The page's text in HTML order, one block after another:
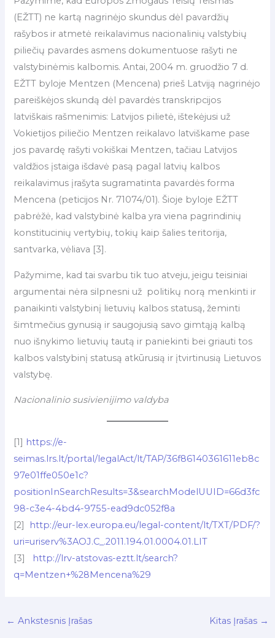
(EŽTT) ne kartą nagrinėjo skundus dėl pavardžių
rašybos ir atmetė reikalavimus nacionalinių valstybių
piliečių pavardes asmens dokumentuose rašyti ne
valstybinėmis kalbomis. Antai, 2004 m. gruodžio 7 d.
EŽTT byloje Mentzen (Mencena) prieš Latviją nagrinėjo
pareiškėjos skundą dėl pavardės transkripcijos
latviškais rašmenimis: Latvijos pilietė, ištekėjusi už
Vokietijos piliečio Mentzen reikalavo latviškame pase
jos pavardę rašyti vokiškai Mentzen, tačiau Latvijos
valdžios įstaiga išdavė pasą pagal latvių kalbos
reikalavimus įrašyta sugramatinta pavardės forma
Mencena (peticijos Nr. 71074/01). Šioje byloje EŽTT
pabrėžė, kad valstybinė kalba yra viena pagrindinių
konstitucinių vertybių, tokių kaip šalies teritorija,
santvarka, vėliava [3].
Pažymime, kad tai svarbu tik tuo atveju, jeigu teisiniai
argumentai nėra silpnesni už politikų norą menkinti ir
panaikinti valstybinį lietuvių kalbos statusą, žeminti
šimtmečius gynusią ir saugojusią savo gimtąją kalbą
nuo išnykimo lietuvių tautą ir paniekinti bei griauti tos
kalbos valstybinį statusą atkūrusią ir įtvirtinusią Lietuvos
valstybę.
Nacionalinio susivienijimo valdyba
[1] https://e-
seimas.lrs.lt/portal/legalAct/lt/TAP/36f86140361611eb8c
97e01ffe050e1c?
positionInSearchResults=3&searchModelUUID=66d3fc
98-c3e4-4bd4-9755-ead9dc052f8a
[2]
http://eur-lex.europa.eu/legal-content/lt/TXT/PDF/?
uri=uriserv%3AOJ.C_.2011.194.01.0004.01.LIT
[3]
http://lrv-atstovas-eztt.lt/search?
q=Mentzen+%28Mencena%29
← Ankstesnis Įrašas Kitas Įrašas →